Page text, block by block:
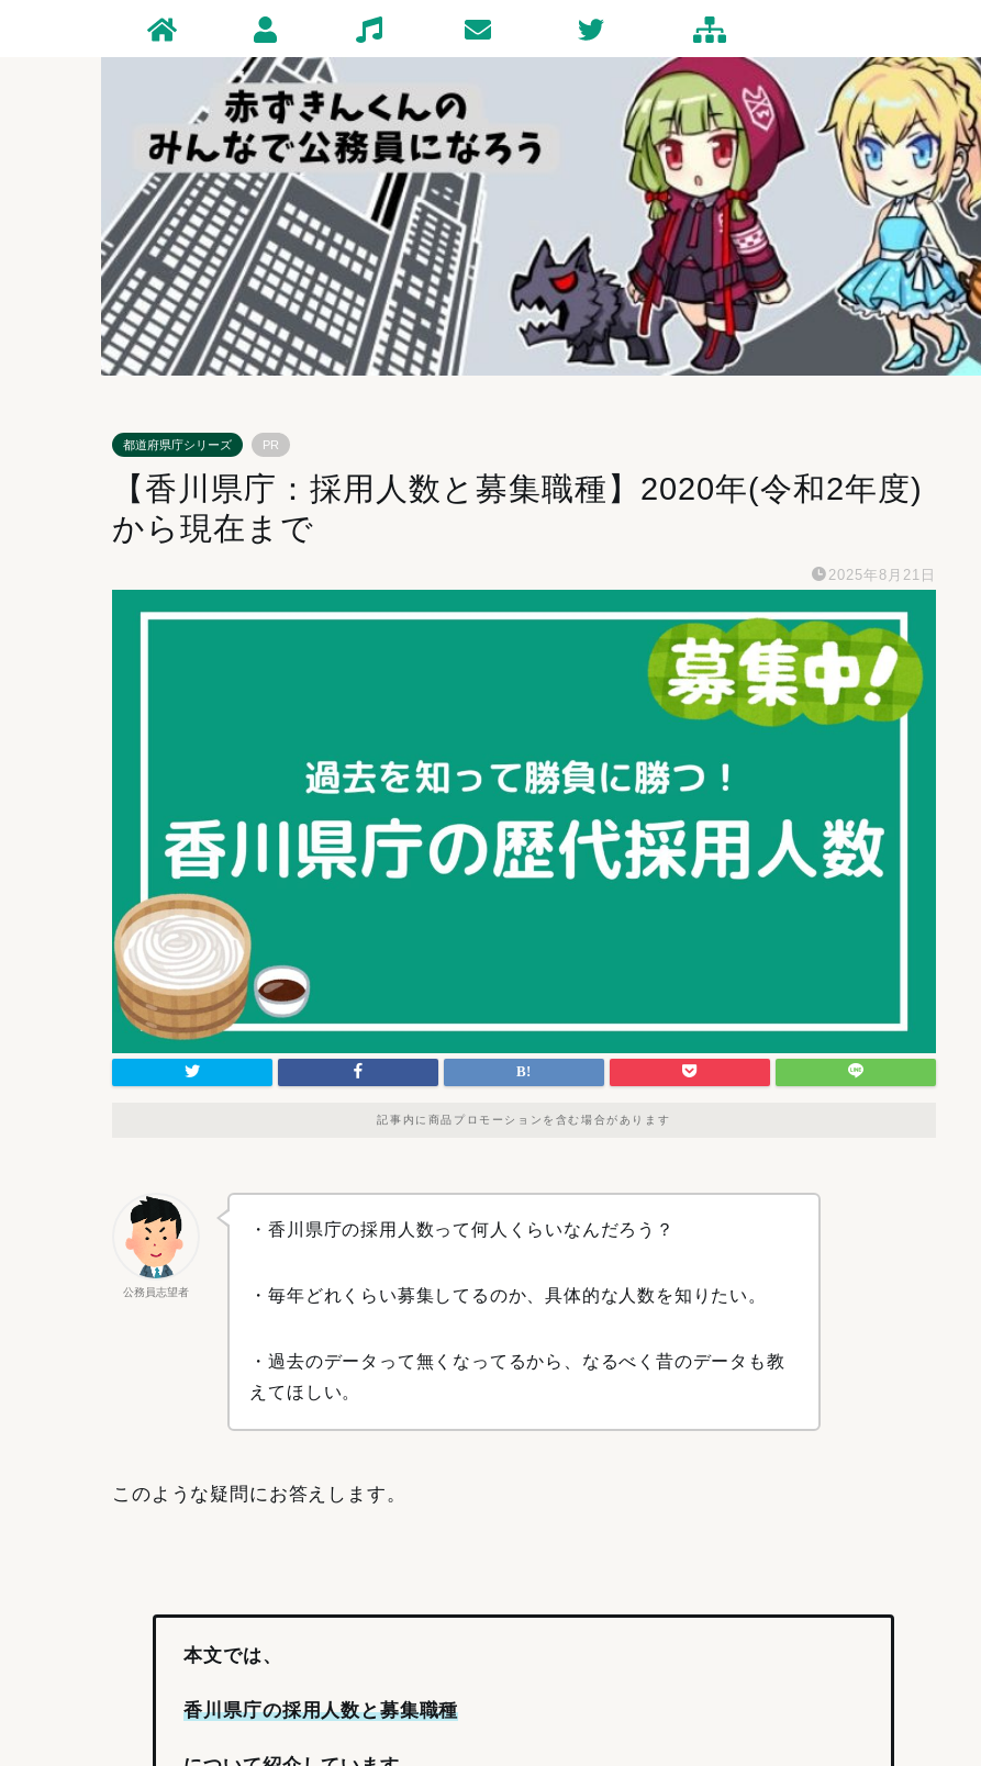
Home Profile Zakki Contact Twitter Site-map
都道府県庁シリーズ PR
【香川県庁：採用人数と募集職種】2020年(令和2年度)
から現在まで
2025年8月21日
記事内に商品プロモーションを含む場合があります
公務員志望者
・香川県庁の採用人数って何人くらいなんだろう？
・毎年どれくらい募集してるのか、具体的な人数を知りたい。
・過去のデータって無くなってるから、なるべく昔のデータも教
えてほしい。
このような疑問にお答えします。
本文では、
香川県庁の採用人数と募集職種